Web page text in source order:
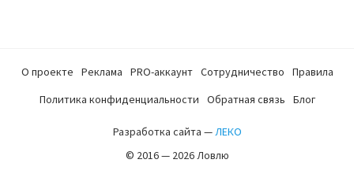
О проекте Реклама PRO-аккаунт Сотрудничество
Правила
Политика конфиденциальности
Обратная связь Блог
Разработка сайта —ЛЕКО
© 2016 — 2026 Ловлю